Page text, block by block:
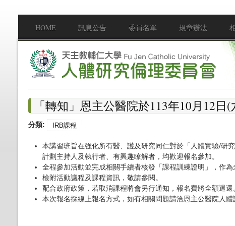
Main menu
HOME 訊息公告 委員名單 規章辦法
「轉知」恩主公醫院於113年10月12
分類: IRB課程
本講習班旨在強化所有醫、護及研究同仁對於「人體實驗/研
計劃主持人及執行者、有興趣瞭解者，均歡迎報名參加。
全程參加活動並完成相關手續者核發「課程訓練證明」，作為
檢附活動議程及課程資訊，敬請參閱。
配合政府政策，若取消課程將會另行通知，報名費將全額退還
本次報名採線上報名方式，如有相關問題請洽恩主公醫院人